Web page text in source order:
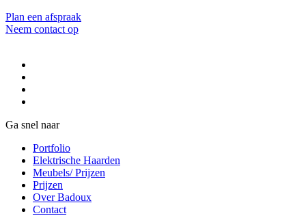
Plan een afspraak
Neem contact op
Ga snel naar
Portfolio
Elektrische Haarden
Meubels/ Prijzen
Prijzen
Over Badoux
Contact